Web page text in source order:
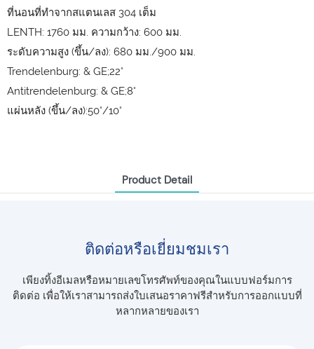
ที่นอนที่ทำจากสแตนเลส 304 เต็ม
LENTH: 1760 มม. ความกว้าง: 600 มม.
ระดับความสูง (ขึ้น/ลง): 680 มม./900 มม.
Trendelenburg: & GE;22°
Antitrendelenburg: & GE;8°
แผ่นหลัง (ขึ้น/ลง):50°/10°
Product Detail
ติดต่อหรือเยี่ยมชมเรา
เพียงทิ้งอีเมลหรือหมายเลขโทรศัพท์ของคุณในแบบฟอร์มการ
ติดต่อ เพื่อให้เราสามารถส่งใบเสนอราคาฟรีสำหรับการออกแบบที่
หลากหลายของเรา